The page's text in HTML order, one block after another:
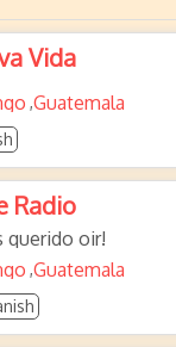
Vida
,Guatemala
Radio
querido oir!
,Guatemala